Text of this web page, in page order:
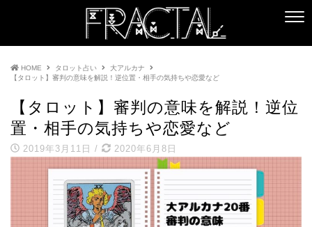
HOME タロット占い
大アルカナ
【タロット】審判の意味を解説！逆位置・相手の気持ちや恋愛など
【タロット】審判の意味を解説！逆位
置・相手の気持ちや恋愛など
2019年3月11日 / 2020年6月8日